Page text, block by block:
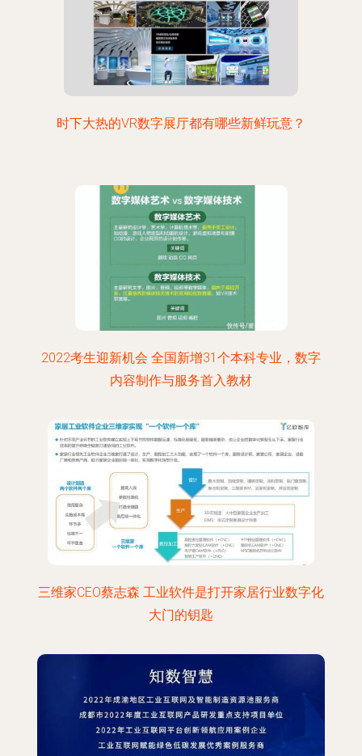
时下大热的VR数字展厅都有哪些新鲜玩意？
2022考生迎新机会 全国新增31个本科专业，数字
内容制作与服务首入教材
三维家CEO蔡志森 工业软件是打开家居行业数字化
大门的钥匙